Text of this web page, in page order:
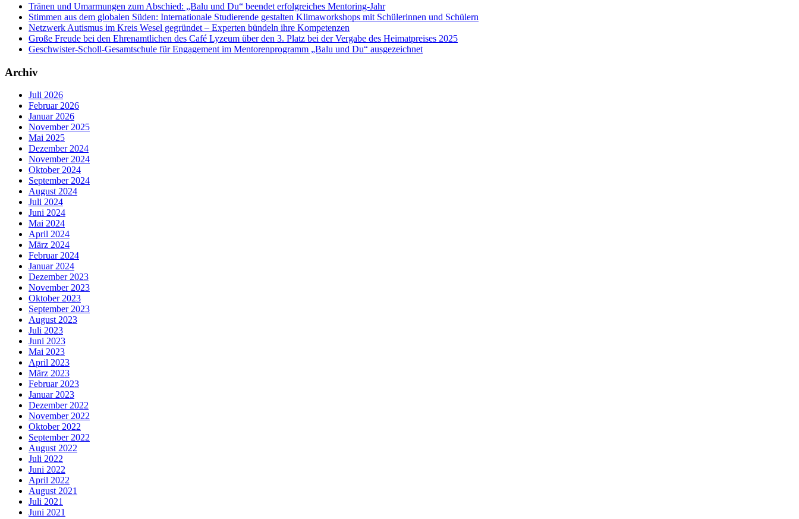
Tränen und Umarmungen zum Abschied: „Balu und Du“ beendet erfolgreiches Mentoring-Jahr
Stimmen aus dem globalen Süden: Internationale Studierende gestalten Klimaworkshops mit Schülerinnen und Schülern
Netzwerk Autismus im Kreis Wesel gegründet – Experten bündeln ihre Kompetenzen
Große Freude bei den Ehrenamtlichen des Café Lyzeum über den 3. Platz bei der Vergabe des Heimatpreises 2025
Geschwister-Scholl-Gesamtschule für Engagement im Mentorenprogramm „Balu und Du“ ausgezeichnet
Archiv
Juli 2026
Februar 2026
Januar 2026
November 2025
Mai 2025
Dezember 2024
November 2024
Oktober 2024
September 2024
August 2024
Juli 2024
Juni 2024
Mai 2024
April 2024
März 2024
Februar 2024
Januar 2024
Dezember 2023
November 2023
Oktober 2023
September 2023
August 2023
Juli 2023
Juni 2023
Mai 2023
April 2023
März 2023
Februar 2023
Januar 2023
Dezember 2022
November 2022
Oktober 2022
September 2022
August 2022
Juli 2022
Juni 2022
April 2022
August 2021
Juli 2021
Juni 2021